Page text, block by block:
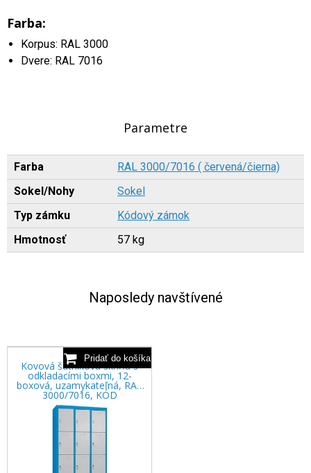
Farba:
Korpus: RAL 3000
Dvere: RAL 7016
Parametre
Farba
RAL 3000/7016 ( červená/čierna)
Sokel/Nohy
Sokel
Typ zámku
Kódový zámok
Hmotnosť
57 kg
Naposledy navštívené
Kovová šatníková skriňa s
odkladacími boxmi, 12-
boxová, uzamykateľná, RAL
3000/7016, KÓD